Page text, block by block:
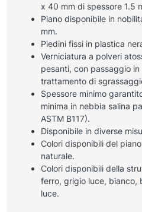
x 40 mm di spessore 1.5
Piano disponibile in
mm.
Piedini fissi in plastica
Verniciatura a polveri
pesanti, con passaggio
trattamento di
Spessore minimo
minima in nebbia salina
ASTM B117).
Disponibile in diverse
Colori disponibili del
naturale.
Colori disponibili della
ferro, grigio luce, bianco,
luce.